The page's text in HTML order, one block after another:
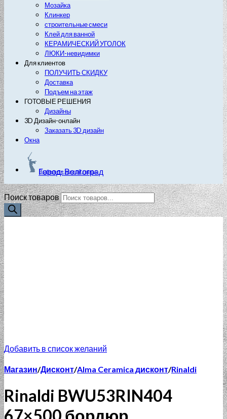
Мозайка
Клинкер
строительные смеси
Клей для ванной
КЕРАМИЧЕСКИЙ УГОЛОК
ЛЮКИ-невидимки
Для клиентов
ПОЛУЧИТЬ СКИДКУ
Доставка
Подъем на этаж
ГОТОВЫЕ РЕШЕНИЯ
Дизайны
3D Дизайн-онлайн
Заказать 3D дизайн
Окна
Город: Волгоград
Выберите другой город
Поиск товаров
Добавить в список желаний
Магазин/Дисконт/Alma Ceramica дисконт/Rinaldi
Rinaldi BWU53RIN404